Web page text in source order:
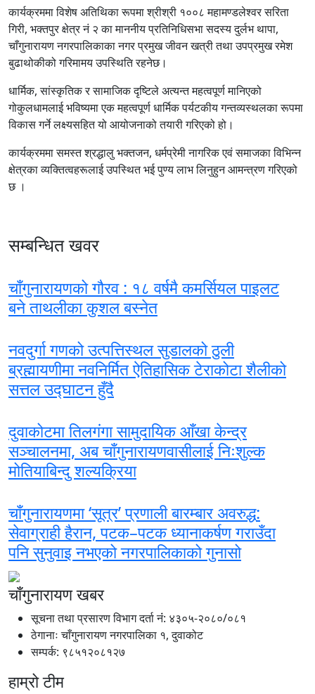
कार्यक्रममा विशेष अतिथिका रूपमा श्रीश्री १००८ महामण्डलेश्वर सरिता
गिरी, भक्तपुर क्षेत्र नं २ का माननीय प्रतिनिधिसभा सदस्य दुर्लभ थापा,
चाँगुनारायण नगरपालिकाका नगर प्रमुख जीवन खत्री तथा उपप्रमुख रमेश
बुढाथोकीको गरिमामय उपस्थिति रहनेछ।
धार्मिक, सांस्कृतिक र सामाजिक दृष्टिले अत्यन्त महत्वपूर्ण मानिएको
गोकुलधामलाई भविष्यमा एक महत्वपूर्ण धार्मिक पर्यटकीय गन्तव्यस्थलका रूपमा
विकास गर्ने लक्ष्यसहित यो आयोजनाको तयारी गरिएको हो।
कार्यक्रममा समस्त श्रद्धालु भक्तजन, धर्मप्रेमी नागरिक एवं समाजका विभिन्न
क्षेत्रका व्यक्तित्वहरूलाई उपस्थित भई पुण्य लाभ लिनुहुन आमन्त्रण गरिएको
छ ।
सम्बन्धित खवर
चाँगुनारायणको गौरव : १८ वर्षमै कमर्सियल पाइलट
बने ताथलीका कुशल बस्नेत
नवदुर्गा गणको उत्पत्तिस्थल सुडालको ठुली
ब्रह्मायणीमा नवनिर्मित ऐतिहासिक टेराकोटा शैलीको
सत्तल उद्घाटन हुँदै
दुवाकोटमा तिलगंगा सामुदायिक आँखा केन्द्र
सञ्चालनमा, अब चाँगुनारायणवासीलाई निःशुल्क
मोतियाबिन्दु शल्यक्रिया
चाँगुनारायणमा ‘सूत्र’ प्रणाली बारम्बार अवरुद्ध:
सेवाग्राही हैरान, पटक–पटक ध्यानाकर्षण गराउँदा
पनि सुनुवाइ नभएको नगरपालिकाको गुनासो
चाँगुनारायण खबर
सूचना तथा प्रसारण विभाग दर्ता नंं: ४३०५-२०८०/०८१
ठेगानाः चाँगुनारायण नगरपालिका १, दुवाकोट
सम्पर्क: ९८५१२०८१२७
हाम्रो टीम